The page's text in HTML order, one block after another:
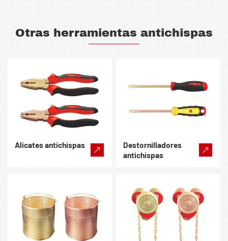
Otras herramientas antichispas
Alicates antichispas
Destornilladores
antichispas